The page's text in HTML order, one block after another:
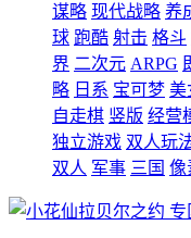
谋略 现代战略 养
球 跑酷 射击 格斗
界 二次元 ARPG
略 日系 宝可梦 美
自走棋 竖版 经营
独立游戏 双人玩
双人 军事 三国 像
专